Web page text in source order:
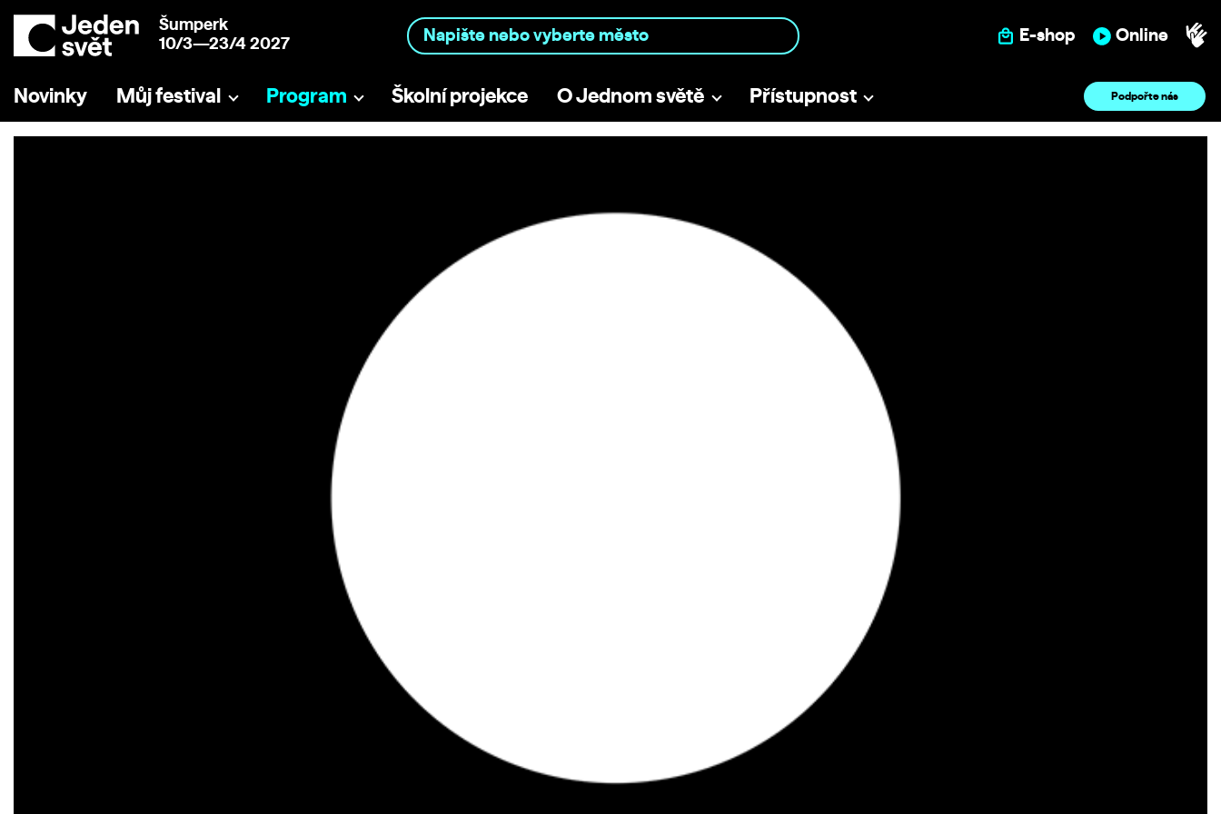
Šumperk
10/3—23/4 2027
E-shop Online
Novinky Můj festival Program Školní projekce O Jednom světě Přístupnost Podpořte nás